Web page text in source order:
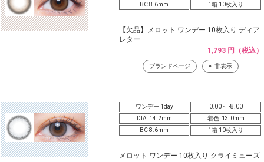
BC 8.6mm 1箱 10枚入り
【欠品】メロット ワンデー 10枚入り ディア
レター
1,793 円（税込）
ブランドページ 非表示
ワンデー 1day
0.00～ -8.00
DIA: 14.2mm
着色: 13.0mm
BC 8.6mm
1箱 10枚入り
メロット ワンデー 10枚入り クライミューズ